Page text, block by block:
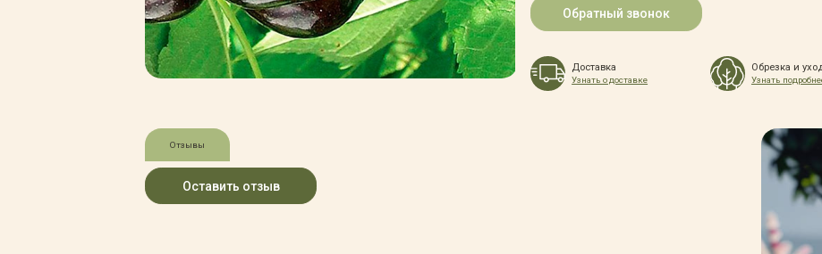
Полезная литература
Прайс-листы
Системы скидок, программы
лояльности
Обратный звонок
Доставка
Узнать о доставке
Обрезка и
Узнать
Отзывы
Оставить отзыв